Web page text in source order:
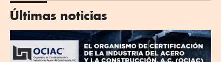
Últimas noticias